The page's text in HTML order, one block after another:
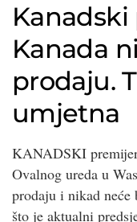
Kanada
prodaju.
umjetna
KANADSKI
Ovalnog ureda u
prodaju i nikad neće
što je aktualni